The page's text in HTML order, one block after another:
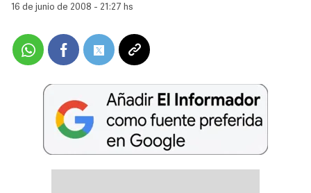
16 de junio de 2008 - 21:27 hs